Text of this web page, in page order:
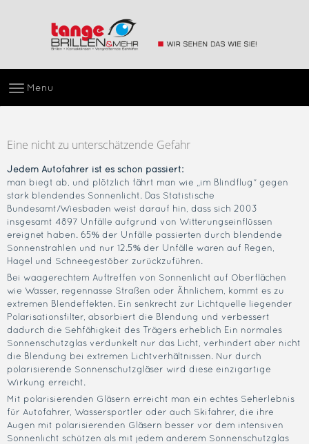
Menu
Eine nicht zu unterschätzende Gefahr
Jedem Autofahrer ist es schon passiert:
man biegt ab, und plötzlich fährt man wie „im Blindflug“ gegen
stark blendendes Sonnenlicht. Das Statistische
Bundesamt/Wiesbaden weist darauf hin, dass sich 2003
insgesamt 4897 Unfälle aufgrund von Witterungseinflüssen
ereignet haben. 65% der Unfälle passierten durch blendende
Sonnenstrahlen und nur 12.5% der Unfälle waren auf Regen,
Hagel und Schneegestöber zurückzuführen.
Bei waagerechtem Auftreffen von Sonnenlicht auf Oberflächen
wie Wasser, regennasse Straßen oder Ähnlichem, kommt es zu
extremen Blendeffekten. Ein senkrecht zur Lichtquelle liegender
Polarisationsfilter, absorbiert die Blendung und verbessert
dadurch die Sehfähigkeit des Trägers erheblich Ein normales
Sonnenschutzglas verdunkelt nur das Licht, verhindert aber nicht
die Blendung bei extremen Lichtverhältnissen. Nur durch
polarisierende Sonnenschutzgläser wird diese einzigartige
Wirkung erreicht.
Mit polarisierenden Gläsern erreicht man ein echtes Seherlebnis
für Autofahrer, Wassersportler oder auch Skifahrer, die ihre
Augen mit polarisierenden Gläsern besser vor dem intensiven
Sonnenlicht schützen als mit jedem anderem Sonnenschutzglas